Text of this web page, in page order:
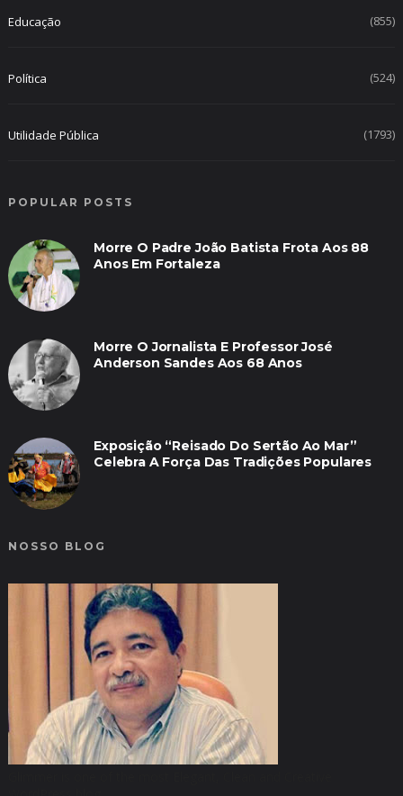
Educação (855)
Política (524)
Utilidade Pública (1793)
POPULAR POSTS
Morre O Padre João Batista Frota Aos 88
Anos Em Fortaleza
Morre O Jornalista E Professor José
Anderson Sandes Aos 68 Anos
Exposição “Reisado Do Sertão Ao Mar”
Celebra A Força Das Tradições Populares
NOSSO BLOG